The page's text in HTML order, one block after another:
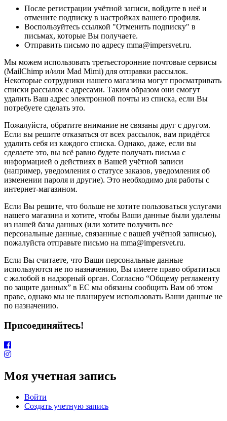
После регистрации учётной записи, войдите в неё и
отмените подписку в настройках вашего профиля.
Воспользуйтесь ссылкой "Отменить подписку" в
письмах, которые Вы получаете.
Отправить письмо по адресу mma@impersvet.ru.
Мы можем использовать третьесторонние почтовые сервисы
(MailChimp и/или Mad Mimi) для отправки рассылок.
Некоторые сотрудники нашего магазина могут просматривать
списки рассылок с адресами. Таким образом они смогут
удалить Ваш адрес электронной почты из списка, если Вы
потребуете сделать это.
Пожалуйста, обратите внимание не связаны друг с другом.
Если вы решите отказаться от всех рассылок, вам придётся
удалить себя из каждого списка. Однако, даже, если вы
сделаете это, вы всё равно будете получать письма с
информацией о действиях в Вашей учётной записи
(например, уведомления о статусе заказов, уведомления об
изменении пароля и другие). Это необходимо для работы с
интернет-магазином.
Если Вы решите, что больше не хотите пользоваться услугами
нашего магазина и хотите, чтобы Ваши данные были удалены
из нашей базы данных (или хотите получить все
персональные данные, связанные с вашей учётной записью),
пожалуйста отправьте письмо на mma@impersvet.ru.
Если Вы считаете, что Ваши персональные данные
используются не по назначению, Вы имеете право обратиться
с жалобой в надзорный орган. Согласно “Общему регламенту
по защите данных” в ЕС мы обязаны сообщить Вам об этом
праве, однако мы не планируем использовать Ваши данные не
по назначению.
Присоединяйтесь!
Моя учетная запись
Войти
Создать учетную запись